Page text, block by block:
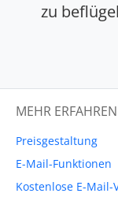
zu
MEHR ERFAHREN
Preisgestaltung
E-Mail-Funktionen
Kostenlose E-Mail-